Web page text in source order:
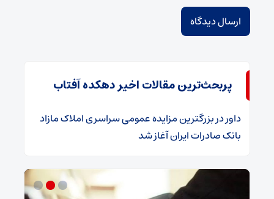
پربحث‌ترین مقالات اخیر دهکده آفتاب
داوردر​بزرگترین مزایده عمومی سراسری املاک مازاد
بانک صادرات ایران آغاز شد